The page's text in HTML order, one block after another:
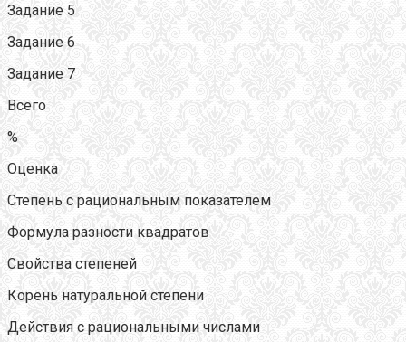
Задание 5
Задание 6
Задание 7
Всего
%
Оценка
Степень с рациональным показателем
Формула разности квадратов
Свойства степеней
Корень натуральной степени
Действия с рациональными числами